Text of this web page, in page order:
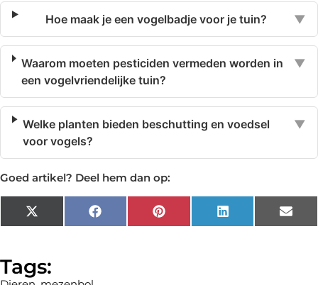
Hoe maak je een vogelbadje voor je tuin? ▼
Waarom moeten pesticiden vermeden worden in
een vogelvriendelijke tuin?
▼
Welke planten bieden beschutting en voedsel
voor vogels?
▼
Goed artikel? Deel hem dan op:
X
(Twitter)
Facebook Pinterest LinkedIn
Tags: